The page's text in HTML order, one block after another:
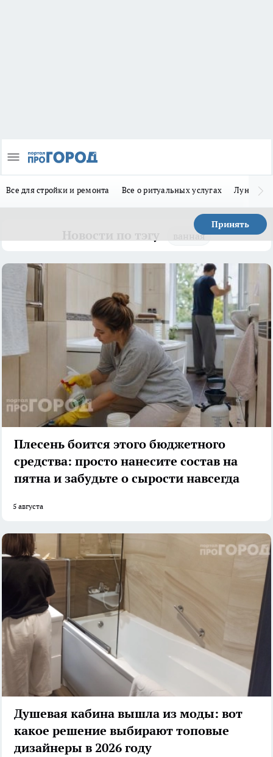
Все для стройки и ремонта Все о ритуальных услугах Лунно-
Принять
ванная
Плесень боится этого бюджетного
средства: просто нанесите состав на
пятна и забудьте о сырости навсегда
5 августа
Душевая кабина вышла из моды: вот
какое решение выбирают топовые
дизайнеры в 2026 году